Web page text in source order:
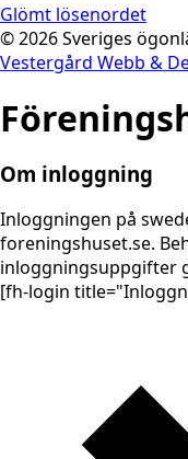
Glömt lösenordet
©2026Sveriges
Vestergård Webb &
Om inloggning
Inloggningen på
foreningshuset.se.
inloggningsuppgifter
[fh-login